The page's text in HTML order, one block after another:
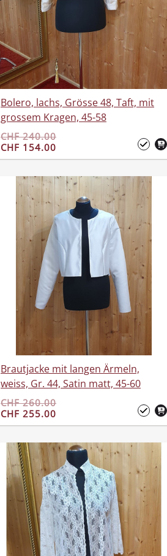
Bolero, lachs, Grösse 48, Taft, mit
grossem Kragen, 45-58
CHF 240.00
CHF 154.00
Brautjacke mit langen Ärmeln,
weiss, Gr. 44, Satin matt, 45-60
CHF 260.00
CHF 255.00